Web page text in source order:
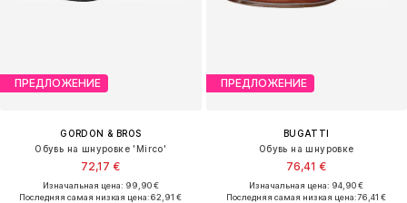
ПРЕДЛОЖЕНИЕ
GORDON & BROS
Обувь на шнуровке 'Mirco'
72,17 €
Изначальная цена: 99,90 €
Последняя самая низкая цена:62,91 €
ПРЕДЛОЖЕНИЕ
BUGATTI
Обувь на шнуровке
76,41 €
Изначальная цена: 94,90 €
Последняя самая низкая цена:76,41 €